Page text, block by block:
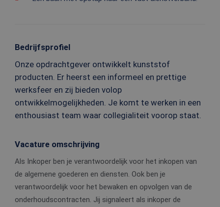
Bedrijfsprofiel
Onze opdrachtgever ontwikkelt kunststof
producten. Er heerst een informeel en prettige
werksfeer en zij bieden volop
ontwikkelmogelijkheden. Je komt te werken in een
enthousiast team waar collegialiteit voorop staat.
Vacature omschrijving
Als Inkoper ben je verantwoordelijk voor het inkopen van
de algemene goederen en diensten. Ook ben je
verantwoordelijk voor het bewaken en opvolgen van de
onderhoudscontracten. Jij signaleert als inkoper de